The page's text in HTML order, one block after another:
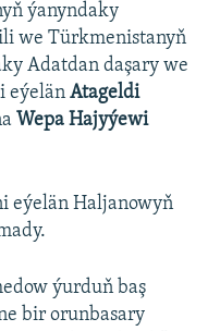
ýanyndaky
we Türkmenistanyň
Adatdan daşary we
eýelän Atageldi
Wepa Hajyýewi
eýelän Haljanowyň
ýurduň baş
bir orunbasary